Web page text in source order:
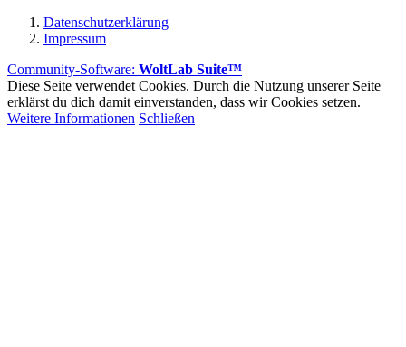
Datenschutzerklärung
Impressum
Community-Software: WoltLab Suite™
Diese Seite verwendet Cookies. Durch die Nutzung unserer Seite
erklärst du dich damit einverstanden, dass wir Cookies setzen.
Weitere Informationen Schließen